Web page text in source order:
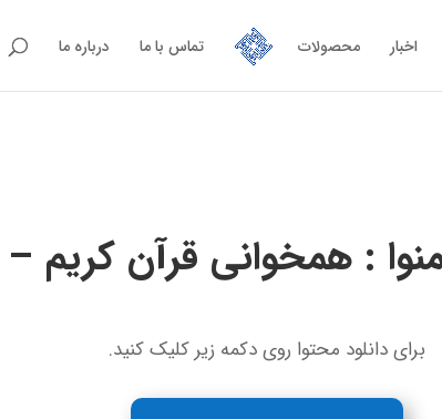
اخبار محصولات تماس با ما درباره ما
برای دانلود محتوا روی دکمه زیر کلیک کنید.